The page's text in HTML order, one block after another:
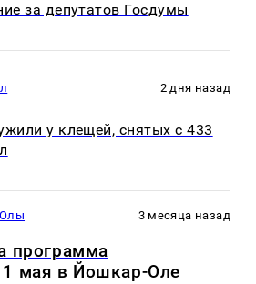
за депутатов Госдумы
2 дня назад
у клещей, снятых с 433
3 месяца назад
программа
1 мая в Йошкар-Оле